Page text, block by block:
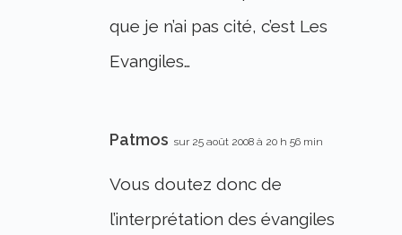
que je n’ai pas cité, c’est Les
Evangiles…
Patmos sur 25 août 2008 à 20 h 56 min
Vous doutez donc de
l’interprétation des évangiles